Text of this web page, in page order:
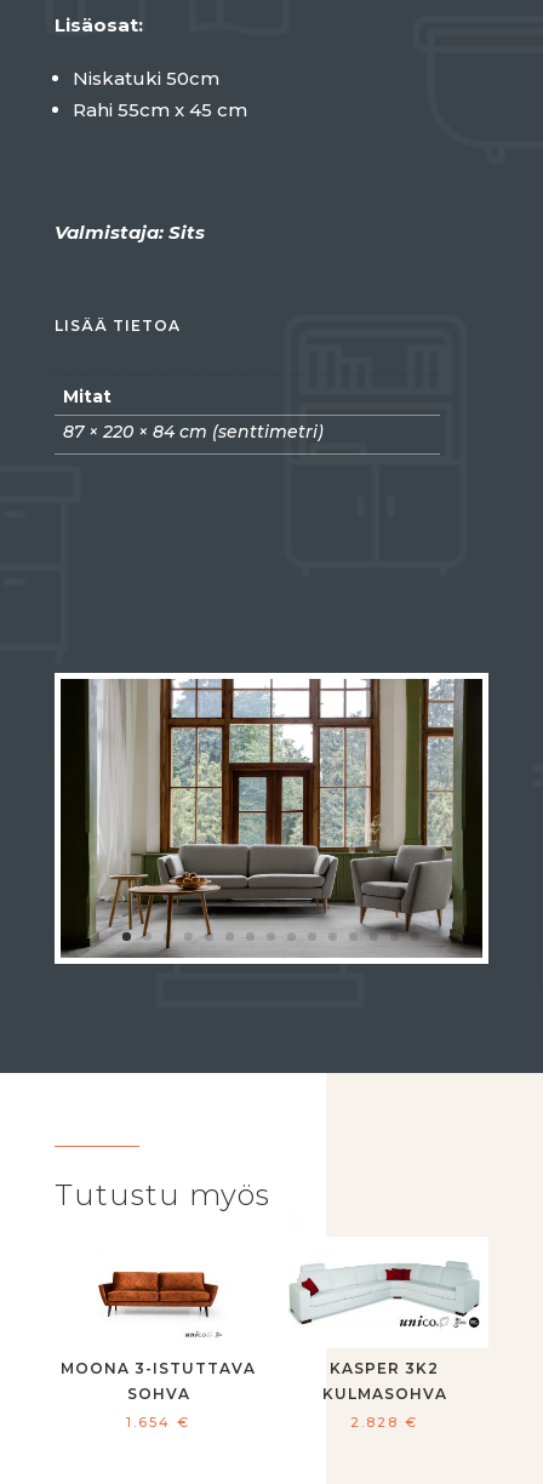
Lisäosat:
Niskatuki 50cm
Rahi 55cm x 45 cm
Valmistaja: Sits
LISÄÄ TIETOA
Mitat
87 × 220 × 84 cm (senttimetri)
Tutustu myös
MOONA 3-ISTUTTAVA
SOHVA
1.654€
KASPER 3K2
KULMASOHVA
2.828€